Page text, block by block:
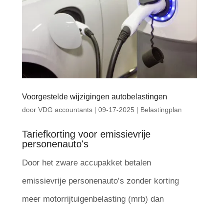
Voorgestelde wijzigingen autobelastingen
door VDG accountants| 09-17-2025 | Belastingplan
Tariefkorting voor emissievrije
personenauto's
Door het zware accupakket betalen
emissievrije personenauto’s zonder korting
meer motorrijtuigenbelasting (mrb) dan